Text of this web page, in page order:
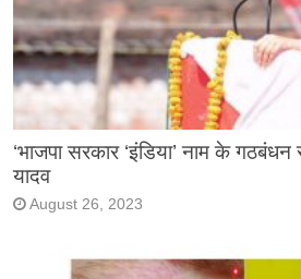
‘भाजपा सरकार ‘इंडिया’ नाम के
यादव
August 26, 2023